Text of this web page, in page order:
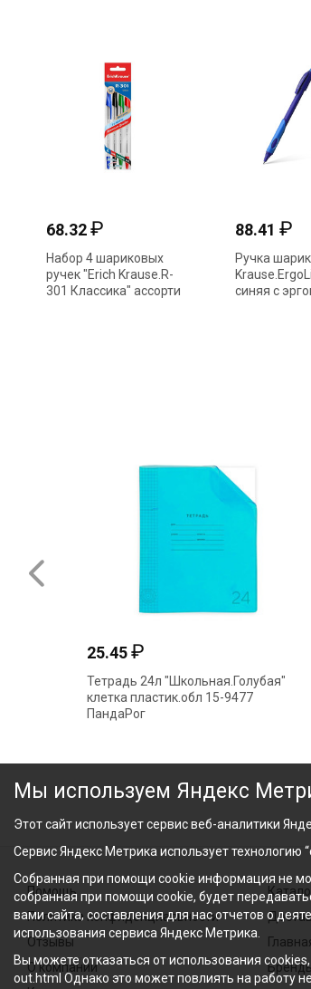
68.32₽
Набор 4 шариковых
ручек "Erich Krause.R-
301 Классика" ассорти
88.41 ₽
Ручка
синяя с
25.45₽
Тетрадь 24л "Школьная.Голубая"
клетка пластик.обл 15-9477
ПандаРог
Помощь
Политика конфиденциальности
Отзывы
О компании
Мы используем Яндекс
Этот сайт использует сервис веб-аналитики
Сервис Яндекс Метрика использует
Собранная при помощи cookie информация не
собранная при помощи cookie, будет
вами сайта, составления для нас отчетов о
использования сервиса Яндекс Метрика.
Вы можете отказаться от использования
out.html Однако это может повлиять на работу